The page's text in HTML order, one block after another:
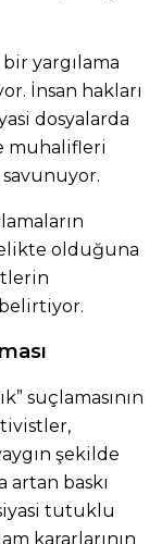
yargılama
İnsan hakları
dosyalarda
muhalifleri
savunuyor.
olduğuna
suçlamasının
şekilde
artan baskı
tutuklu
kararlarının